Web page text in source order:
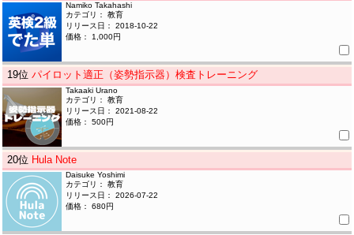
Namiko Takahashi
カテゴリ： 教育
リリース日： 2018-10-22
価格： 1,000円
19位パイロット適正（姿勢指示器）検査トレーニング
Takaaki Urano
カテゴリ： 教育
リリース日： 2021-08-22
価格： 500円
20位 Hula Note
Daisuke Yoshimi
カテゴリ： 教育
リリース日： 2026-07-22
価格： 680円